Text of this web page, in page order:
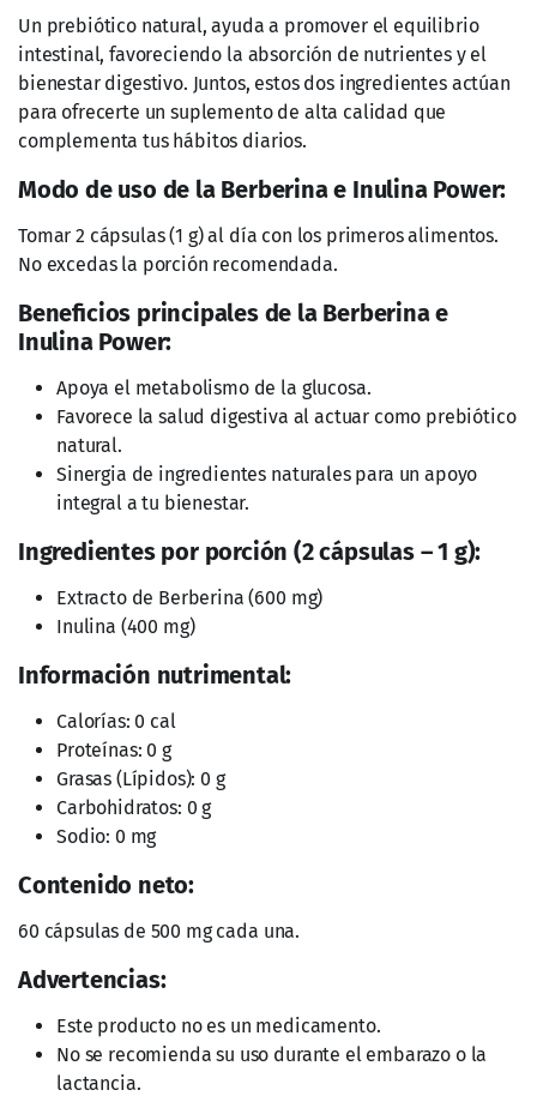
Un prebiótico natural, ayuda a promover el equilibrio
intestinal, favoreciendo la absorción de nutrientes y el
bienestar digestivo. Juntos, estos dos ingredientes actúan
para ofrecerte un suplemento de alta calidad que
complementa tus hábitos diarios.
Modo de uso de la Berberina e Inulina Power:
Tomar 2 cápsulas (1 g) al día con los primeros alimentos.
No excedas la porción recomendada.
Beneficios principales de la Berberina e
Inulina Power:
Apoya el metabolismo de la glucosa.
Favorece la salud digestiva al actuar como prebiótico
natural.
Sinergia de ingredientes naturales para un apoyo
integral a tu bienestar.
Ingredientes por porción (2 cápsulas – 1 g):
Extracto de Berberina (600 mg)
Inulina (400 mg)
Información nutrimental:
Calorías: 0 cal
Proteínas: 0 g
Grasas (Lípidos): 0 g
Carbohidratos: 0 g
Sodio: 0 mg
Contenido neto:
60 cápsulas de 500 mg cada una.
Advertencias:
Este producto no es un medicamento.
No se recomienda su uso durante el embarazo o la
lactancia.